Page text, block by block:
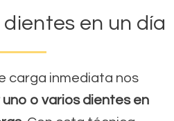
en un día
carga inmediata nos
o varios dientes en